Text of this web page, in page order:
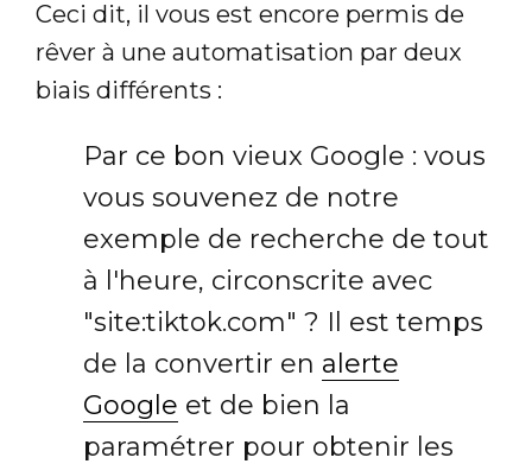
Ceci dit, il vous est encore permis de
rêver à une automatisation par deux
biais différents :
Par ce bon vieux Google : vous
vous souvenez de notre
exemple de recherche de tout
à l'heure, circonscrite avec
"site:tiktok.com" ? Il est temps
de la convertir en alerte
Google et de bien la
paramétrer pour obtenir les